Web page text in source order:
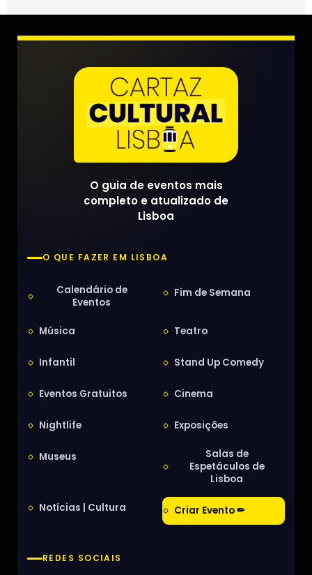
O guia de eventos mais
completo e atualizado de
Lisboa
O QUE FAZER EM LISBOA
Calendário de
Eventos
Fim de Semana
Música Teatro
Infantil Stand Up Comedy
Eventos Gratuitos Cinema
Nightlife Exposições
Museus
Salas de
Espetáculos de
Lisboa
Notícias | Cultura Criar Evento ✏
REDES SOCIAIS